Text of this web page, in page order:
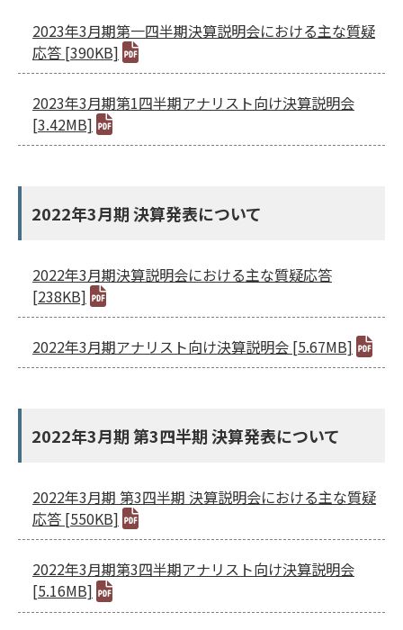
2023年3月期第一四半期決算説明会における主な質疑
応答 [390KB]
2023年3月期第1四半期アナリスト向け決算説明会
[3.42MB]
2022年3月期 決算発表について
2022年3月期決算説明会における主な質疑応答
[238KB]
2022年3月期アナリスト向け決算説明会 [5.67MB]
2022年3月期 第3四半期 決算発表について
2022年3月期 第3四半期 決算説明会における主な質疑
応答 [550KB]
2022年3月期第3四半期アナリスト向け決算説明会
[5.16MB]